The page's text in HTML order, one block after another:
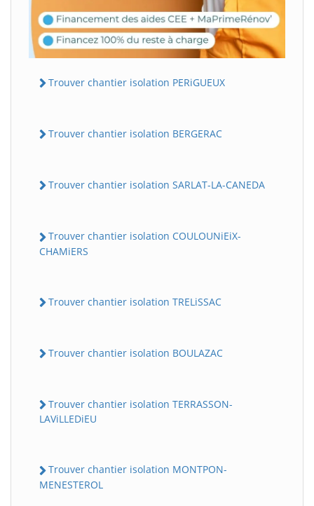
Trouver chantier isolation PERiGUEUX
Trouver chantier isolation BERGERAC
Trouver chantier isolation SARLAT-LA-CANEDA
Trouver chantier isolation COULOUNiEiX-
CHAMiERS
Trouver chantier isolation TRELiSSAC
Trouver chantier isolation BOULAZAC
Trouver chantier isolation TERRASSON-
LAViLLEDiEU
Trouver chantier isolation MONTPON-
MENESTEROL